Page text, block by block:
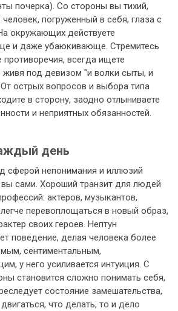
почерка). Со стороны вы тихий,
человек, погруженный в себя, глаза с
окружающих действуете
и даже убаюкивающе. Стремитесь
противоречия, всегда ищете
живя под девизом "и волки сыты, и
острых вопросов и выбора типа
в сторону, заодно отлыниваете
и неприятных обязанностей.
день
сферой непонимания и иллюзий
вы сами. Хороший транзит для людей
актеров, музыкантов,
перевоплощаться в новый образ,
своих героев. Нептун
поведение, делая человека более
сентиментальным,
у него усиливается интуиция. С
становится сложно понимать себя,
состояние замешательства,
что делать, то и дело